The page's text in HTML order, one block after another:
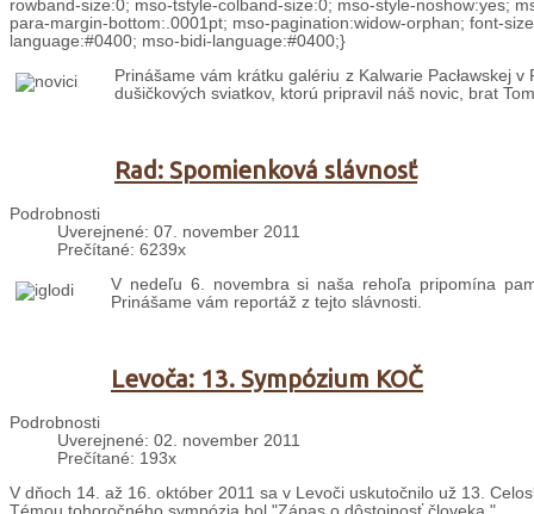
rowband-size:0; mso-tstyle-colband-size:0; mso-style-noshow:yes;
para-margin-bottom:.0001pt; mso-pagination:widow-orphan; font-
language:#0400; mso-bidi-language:#0400;}
Prinášame vám krátku galériu z Kalwarie Pacławskej
dušičkových sviatkov, ktorú pripravil náš novic, brat
Rad: Spomienková slávnosť
Podrobnosti
Uverejnené: 07. november 2011
Prečítané: 6239x
V nedeľu 6. novembra si naša rehoľa pripomína
Prinášame vám reportáž z tejto slávnosti.
Levoča: 13. Sympózium KOČ
Podrobnosti
Uverejnené: 02. november 2011
Prečítané: 193x
V dňoch 14. až 16. október 2011 sa v Levoči uskutočnilo už 13.